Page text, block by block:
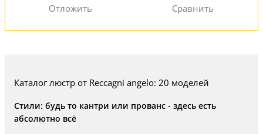
Каталог люстр от Reccagni angelo: 20 моделей
Стили: будь то кантри или прованс - здесь есть
абсолютно всё